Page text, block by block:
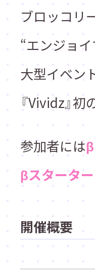
ブロッコリ
“エンジョイ
大型イベン
『Vividz』
参加者には
βスターター
開催概要